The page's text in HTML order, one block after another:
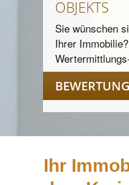
OBJEKTS
Sie wünschen
Ihrer
Ihr